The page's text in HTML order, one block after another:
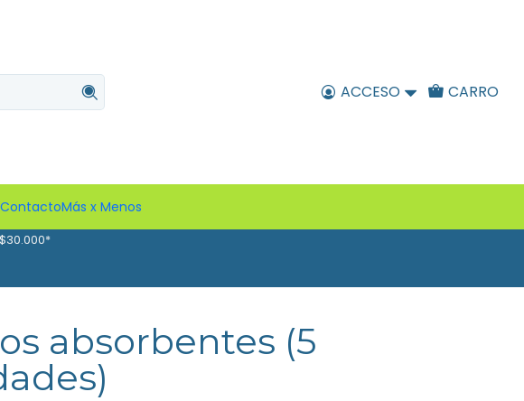
ACCESO CARRO
ContactoMás x Menos
absorbentes (5